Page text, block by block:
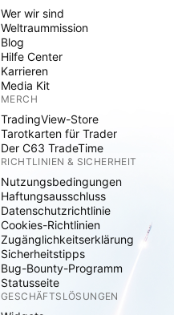
Wer wir sind
Weltraummission
Blog
Hilfe Center
Karrieren
Media Kit
MERCH
TradingView-Store
Tarotkarten für Trader
Der C63 TradeTime
RICHTLINIEN & SICHERHEIT
Nutzungsbedingungen
Haftungsausschluss
Datenschutzrichtlinie
Cookies-Richtlinien
Zugänglichkeitserklärung
Sicherheitstipps
Bug-Bounty-Programm
Statusseite
GESCHÄFTSLÖSUNGEN